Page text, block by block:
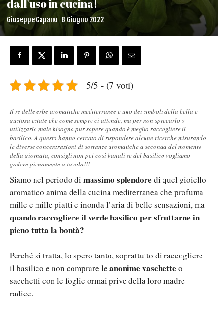
dall’uso in cucina!
Giuseppe Capano 8 Giugno 2022
5/5 - (7 voti)
Il re delle erbe aromatiche mediterranee è uno dei simboli della bella e
gustosa estate che come sempre ci attende, ma per non sprecarlo o
utilizzarlo male bisogna pur sapere quando è meglio raccogliere il
basilico. A questo hanno cercato di rispondere alcune ricerche misurando
le diverse concentrazioni di sostanze aromatiche a seconda del momento
della giornata, consigli non poi così banali se del basilico vogliamo
godere pienamente a tavola!!!
Siamo nel periodo di massimo splendore di quel gioiello
aromatico anima della cucina mediterranea che profuma
mille e mille piatti e inonda l’aria di belle sensazioni, ma
quando raccogliere il verde basilico per sfruttarne in
pieno tutta la bontà?
Perché si tratta, lo spero tanto, soprattutto di raccogliere
il basilico e non comprare le anonime vaschette o
sacchetti con le foglie ormai prive della loro madre
radice.